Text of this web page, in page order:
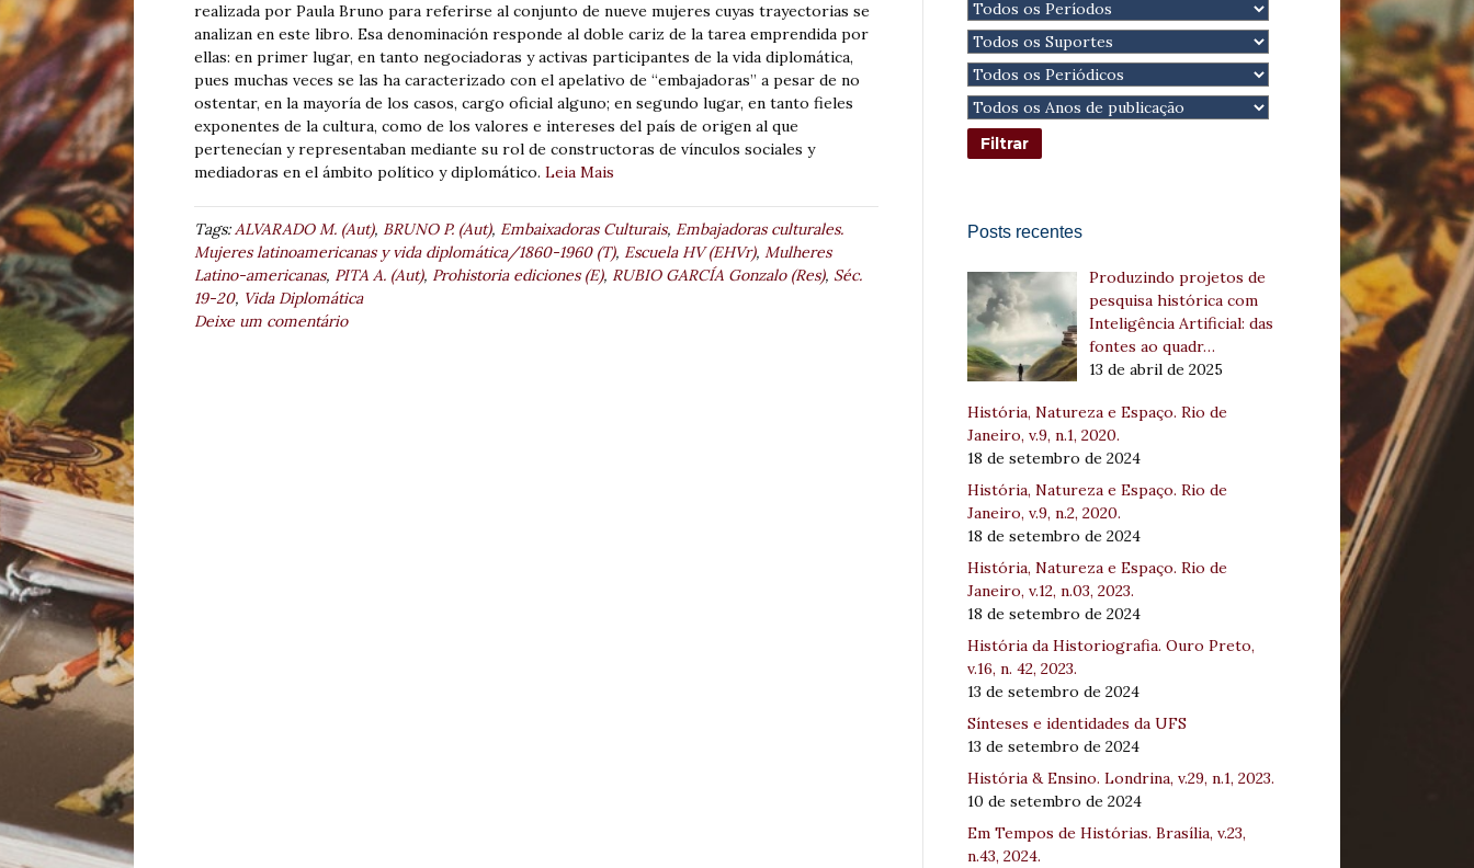
realizada por Paula Bruno para referirse al conjunto de nueve mujeres cuyas trayectorias se
analizan en este libro. Esa denominación responde al doble cariz de la tarea emprendida por
ellas: en primer lugar, en tanto negociadoras y activas participantes de la vida diplomática,
pues muchas veces se las ha caracterizado con el apelativo de “embajadoras” a pesar de no
ostentar, en la mayoría de los casos, cargo oficial alguno; en segundo lugar, en tanto fieles
exponentes de la cultura, como de los valores e intereses del país de origen al que
pertenecían y representaban mediante su rol de constructoras de vínculos sociales y
mediadoras en el ámbito político y diplomático. Leia Mais
Tags:ALVARADO M. (Aut), BRUNO P. (Aut), Embaixadoras Culturais, Embajadoras culturales.
Mujeres latinoamericanas y vida diplomática/1860-1960 (T), Escuela HV (EHVr), Mulheres
Latino-americanas, PITA A. (Aut), Prohistoria ediciones (E), RUBIO GARCÍA Gonzalo (Res), Séc.
19-20, Vida Diplomática
Deixe um comentário
Posts recentes
Produzindo projetos de
pesquisa histórica com
Inteligência Artificial: das
fontes ao quadr…
13 de abril de 2025
História, Natureza e Espaço. Rio de
Janeiro, v.9, n.1, 2020.
18 de setembro de 2024
História, Natureza e Espaço. Rio de
Janeiro, v.9, n.2, 2020.
18 de setembro de 2024
História, Natureza e Espaço. Rio de
Janeiro, v.12, n.03, 2023.
18 de setembro de 2024
História da Historiografia. Ouro Preto,
v.16, n. 42, 2023.
13 de setembro de 2024
Sínteses e identidades da UFS
13 de setembro de 2024
História & Ensino. Londrina, v.29, n.1, 2023.
10 de setembro de 2024
Em Tempos de Histórias. Brasília, v.23,
n.43, 2024.